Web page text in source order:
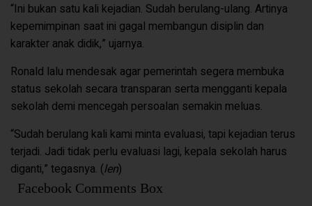
“Ini bukan satu kali kejadian. Sudah berulang-ulang. Artinya
kepemimpinan saat ini gagal membangun disiplin dan
karakter anak didik,” ujarnya.
Ronald lalu mendesak agar pemerintah segera membuka
status sekolah secara transparan serta mengganti kepala
sekolah demi mencegah persoalan semakin meluas.
“Sudah berulang kali kami minta evaluasi, tapi kejadian terus
terjadi. Jadi tidak perlu evaluasi lagi, kepala sekolah harus
diganti,” tegasnya. (len)
Facebook Comments Box